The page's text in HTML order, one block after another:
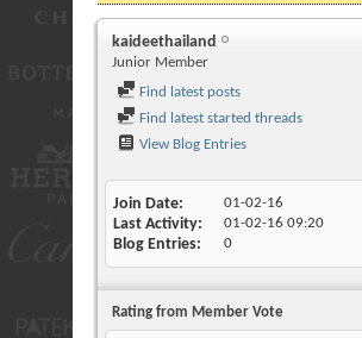
kaideethailand
Junior Member
Find latest posts
Find latest started threads
View Blog Entries
Join Date 01-02-16
Last Activity 01-02-16 09:20
Blog Entries 0
Rating from Member Vote